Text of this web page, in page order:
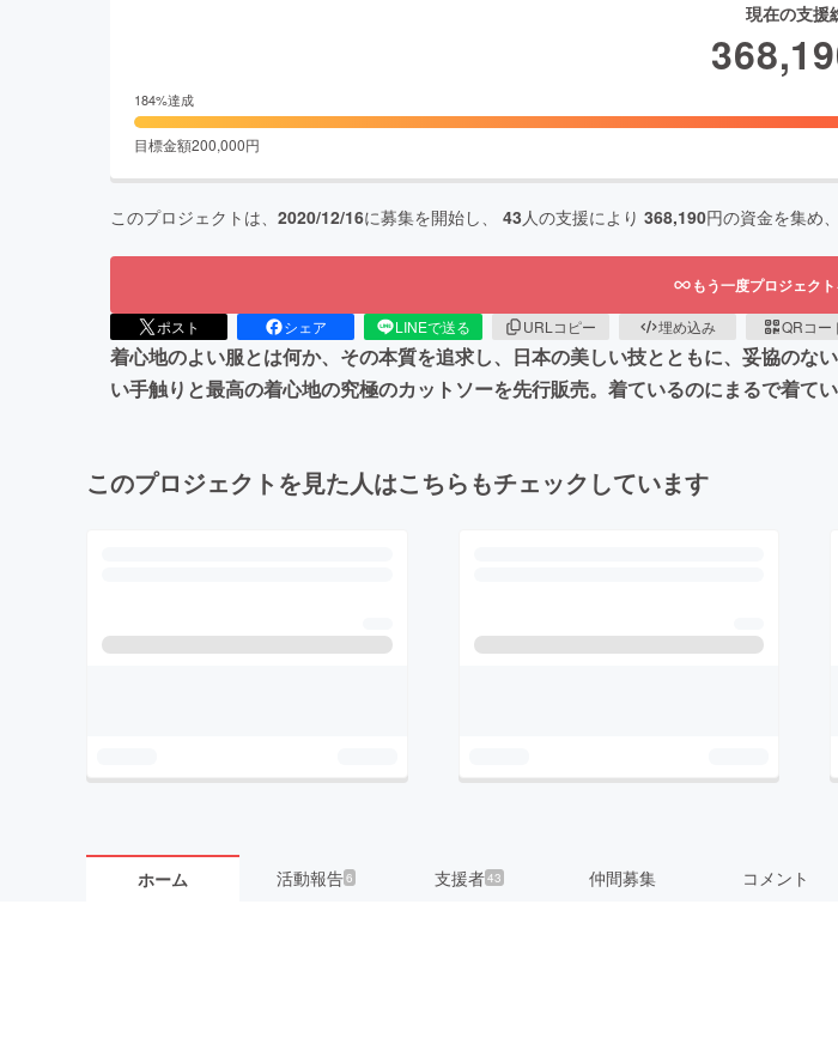
現在の支援
184%達成
目標金額200,000円
このプロジェクトは、 2020/12/16に募集を開始し、 43人の支援により 368,190円の資金を集め、
もう一度プロジェク
ポスト シェア LINEで送る URLコピー 埋め込み QRコー
着心地のよい服とは何か、その本質を追求し、日本の美しい技とともに、妥協の
い手触りと最高の着心地の究極のカットソーを先行販売。着ているのにまるで着て
このプロジェクトを見た人はこちらもチェックしています
ホーム 活動報告6 支援者43 仲間募集 コメント